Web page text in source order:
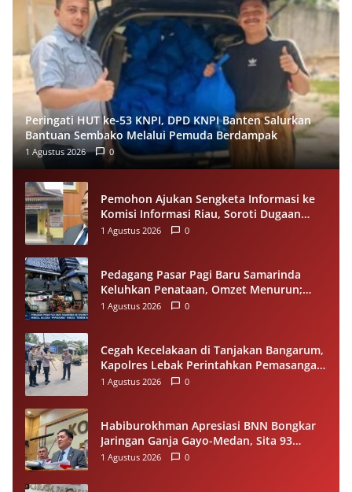
Peringati HUT ke-53 KNPI, DPD KNPI Banten Salurkan
Bantuan Sembako Melalui Pemuda Berdampak
1 Agustus 2026 0
Pemohon Ajukan Sengketa Informasi ke
Komisi Informasi Riau, Soroti Dugaan
Tidak Ditanggapinya Permohonan ke
1 Agustus 2026 0
Pedagang Pasar Pagi Baru Samarinda
Keluhkan Penataan, Omzet Menurun;
Minta Pemkot Evaluasi Distribusi Ruko
1 Agustus 2026 0
Cegah Kecelakaan di Tanjakan Bangarum,
Kapolres Lebak Perintahkan Pemasangan
Rambu Lalu Lintas
1 Agustus 2026 0
Habiburokhman Apresiasi BNN Bongkar
Jaringan Ganja Gayo-Medan, Sita 93
Kilogram di Sumut
1 Agustus 2026 0